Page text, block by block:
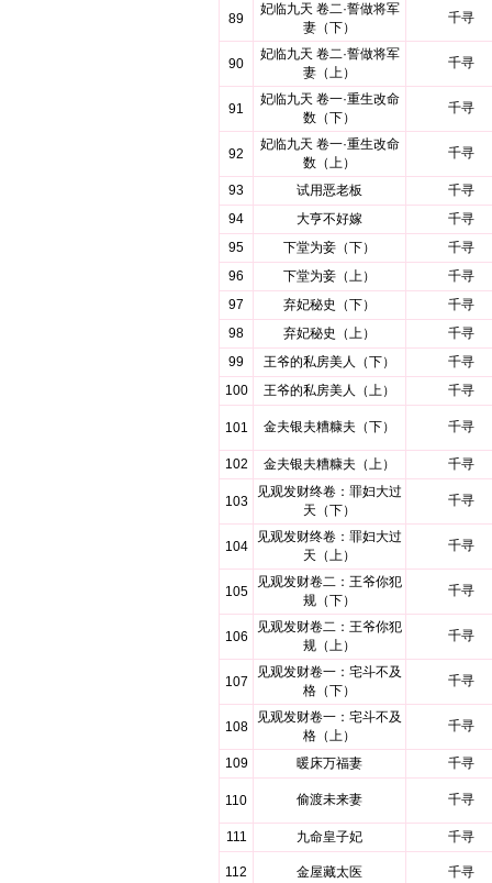
89
妃临九天 卷二·誓做将军
妻（下）
千寻
90
妃临九天 卷二·誓做将军
妻（上）
千寻
91
妃临九天 卷一·重生改命
数（下）
千寻
92
妃临九天 卷一·重生改命
数（上）
千寻
93 试用恶老板
千寻
94
大亨不好嫁
千寻
95
下堂为妾（下）
千寻
96
下堂为妾（上）
千寻
97
弃妃秘史（下）
千寻
98
弃妃秘史（上）
千寻
99
王爷的私房美人（下）
千寻
100
王爷的私房美人（上） 千寻
101 金夫银夫糟糠夫（下） 千寻
102 金夫银夫糟糠夫（上） 千寻
103
见观发财终卷：罪妇大过
天（下）
千寻
104
见观发财终卷：罪妇大过
天（上）
千寻
105
见观发财卷二：王爷你犯
规（下）
千寻
106
见观发财卷二：王爷你犯
规（上）
千寻
107
见观发财卷一：宅斗不及
格（下）
千寻
108
见观发财卷一：宅斗不及
格（上）
千寻
109 暖床万福妻 千寻
110 偷渡未来妻 千寻
111 九命皇子妃 千寻
112 金屋藏太医 千寻